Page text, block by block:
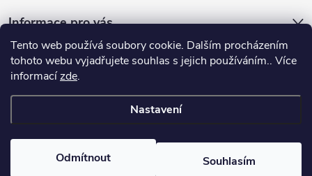
Tento web používá soubory cookie. Dalším procházením
tohoto webu vyjadřujete souhlas s jejich používáním.. Více
informacízde.
Nastavení
Odmítnout Souhlasím
Informace pro vás
Copyright 2026
. Všechna práva vyhrazena.